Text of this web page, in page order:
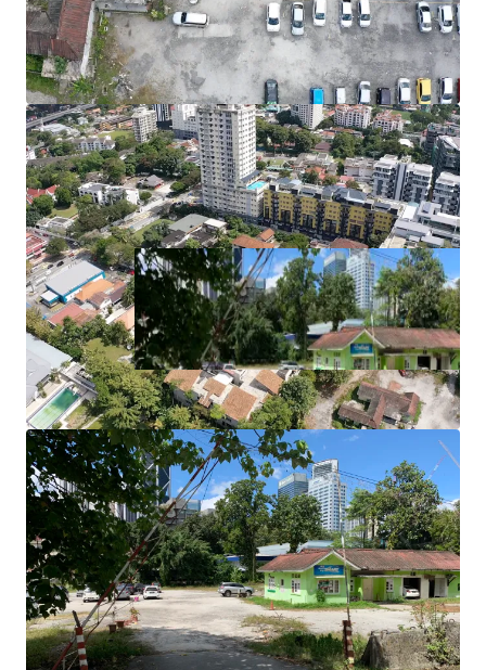
into the locality, which will be able to cater to the
increasing demands by expatriates and high net worth
individuals